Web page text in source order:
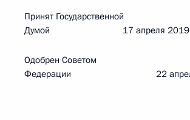
Принят Государственной
Думой 17 апреля 2019
Одобрен Советом
Федерации 22 апреля